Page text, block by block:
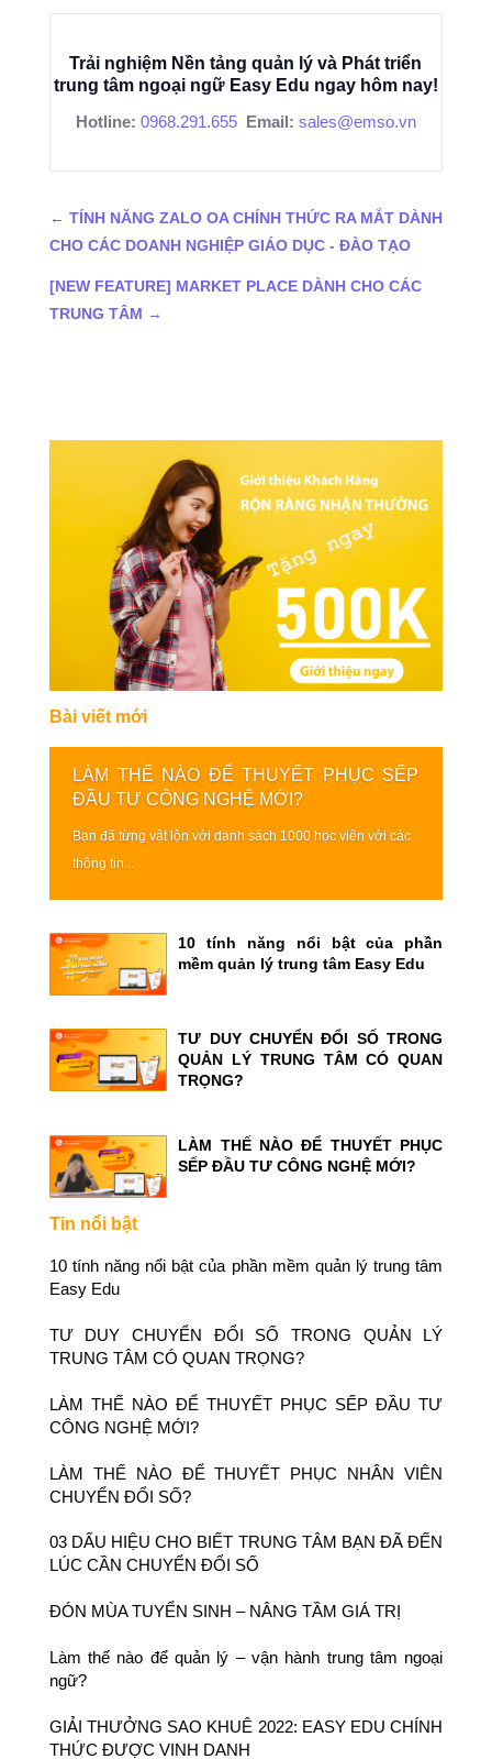
Trải nghiệm Nền tảng quản lý và Phát triển
trung tâm ngoại ngữ Easy Edu ngay hôm nay!
Hotline: 0968.291.655 Email: sales@emso.vn
← TÍNH NĂNG ZALO OA CHÍNH THỨC RA MẮT DÀNH
CHO CÁC DOANH NGHIỆP GIÁO DỤC - ĐÀO TẠO
[NEW FEATURE] MARKET PLACE DÀNH CHO CÁC
TRUNG TÂM →
Bài viết mới
LÀM THẾ NÀO ĐỂ THUYẾT PHỤC SẾP
ĐẦU TƯ CÔNG NGHỆ MỚI?
Bạn đã từng vật lộn với danh sách 1000 học viên với các
thông tin...
10 tính năng nổi bật của phần
mềm quản lý trung tâm Easy Edu
TƯ DUY CHUYỂN ĐỔI SỐ TRONG
QUẢN LÝ TRUNG TÂM CÓ QUAN
TRỌNG?
LÀM THẾ NÀO ĐỂ THUYẾT PHỤC
SẾP ĐẦU TƯ CÔNG NGHỆ MỚI?
Tin nổi bật
10 tính năng nổi bật của phần mềm quản lý trung tâm
Easy Edu
TƯ DUY CHUYỂN ĐỔI SỐ TRONG QUẢN LÝ
TRUNG TÂM CÓ QUAN TRỌNG?
LÀM THẾ NÀO ĐỂ THUYẾT PHỤC SẾP ĐẦU TƯ
CÔNG NGHỆ MỚI?
LÀM THẾ NÀO ĐỂ THUYẾT PHỤC NHÂN VIÊN
CHUYỂN ĐỔI SỐ?
03 DẤU HIỆU CHO BIẾT TRUNG TÂM BẠN ĐÃ ĐẾN
LÚC CẦN CHUYỂN ĐỔI SỐ
ĐÓN MÙA TUYỂN SINH – NÂNG TẦM GIÁ TRỊ
Làm thế nào để quản lý – vận hành trung tâm ngoại
ngữ?
GIẢI THƯỞNG SAO KHUÊ 2022: EASY EDU CHÍNH
THỨC ĐƯỢC VINH DANH